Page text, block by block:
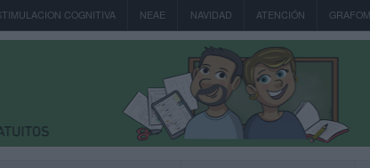
COGNITIVA NEAE NAVIDAD ATENCIÓN